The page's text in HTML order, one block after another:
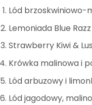
Lód
Lemoniada Blue
Strawberry Kiwi &
Krówka malinowa i
Lód arbuzowy i
Lód jagodowy,